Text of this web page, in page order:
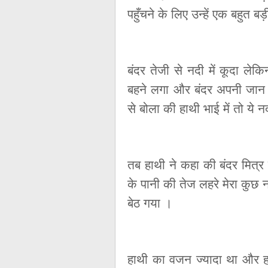
पहुँचने के लिए उन्हें एक बहुत
बंदर तेजी से नदी में कूदा
बहने लगा और बंदर अपनी
से बोला की हाथी भाई में तो ये
तब हाथी ने कहा की बंदर
के पानी की तेज लहरे मेरा कुछ
बेठ गया ।
हाथी का वजन ज्यादा था और